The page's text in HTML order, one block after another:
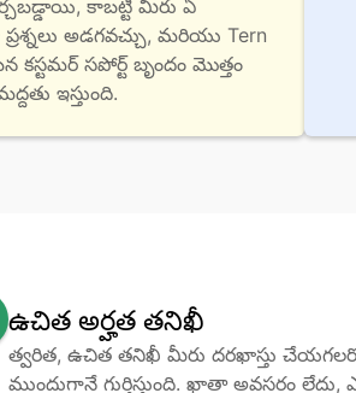
కాబట్టి మీరు ఏ
అడగవచ్చు, మరియు Tern
సపోర్ట్ బృందం మొత్తం
ఇస్తుంది.
ఉచిత అర్హత తనిఖీ
త్వరిత, ఉచిత తనిఖీ మీరు దరఖాస్తు
ముందుగానే గుర్తిస్తుంది. ఖాతా అవసరం